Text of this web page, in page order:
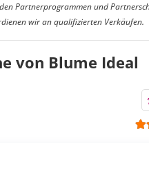
Partnerprogrammen und
wir an qualifizierten Verkäufen.
von Blume Ideal